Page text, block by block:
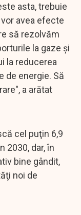
asta, trebuie
avea efecte
să rezolvăm
la gaze şi
la reducerea
de energie. Să
a arătat
cel puţin 6,9
2030, dar, în
bine gândit,
noi de